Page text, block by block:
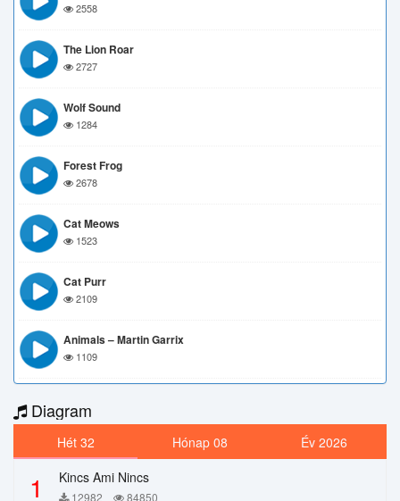
2558
The Lion Roar
2727
Wolf Sound
1284
Forest Frog
2678
Cat Meows
1523
Cat Purr
2109
Animals – Martin Garrix
1109
Diagram
Hét 32 Hónap 08 Év 2026
1 Kincs Ami Nincs
12982 84850